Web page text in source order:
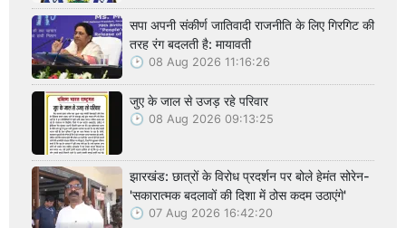
सपा अपनी संकीर्ण जातिवादी राजनीति के लिए गिरगिट की
तरह रंग बदलती है: मायावती
08 Aug 2026 11:16:26
जुए के जाल से उजड़ रहे परिवार
08 Aug 2026 09:13:25
झारखंड: छात्रों के विरोध प्रदर्शन पर बोले हेमंत सोरेन-
'सकारात्मक बदलावों की दिशा में ठोस कदम उठाएंगे'
07 Aug 2026 16:42:20